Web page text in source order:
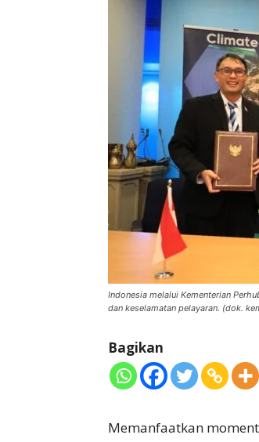
Indonesia melalui Kementerian
dan keselamatan pelayaran. (dok.
Bagikan
Memanfaatkan